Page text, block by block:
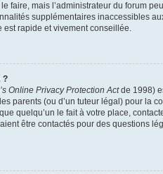
faire, mais l’administrateur du forum
supplémentaires inaccessibles
est rapide et vivement conseillée.
?
Online Privacy Protection Actde 1998)
parents (ou d’un tuteur légal) pour la
quelqu’un le fait à votre place,
être contactés pour des questions